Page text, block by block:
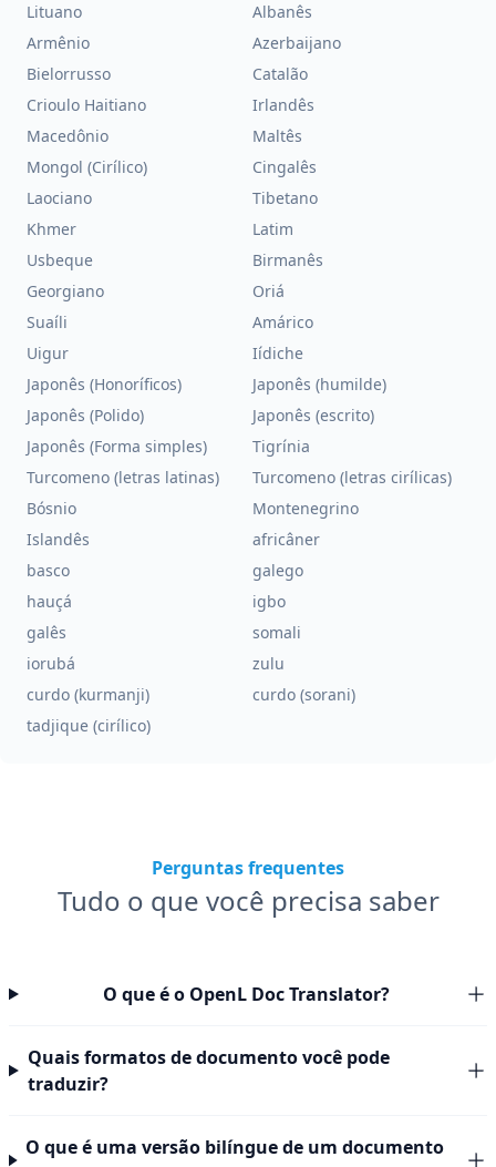
Lituano
Albanês
Armênio
Azerbaijano
Bielorrusso
Catalão
Crioulo Haitiano
Irlandês
Macedônio
Maltês
Mongol (Cirílico)
Cingalês
Laociano
Tibetano
Khmer
Latim
Usbeque
Birmanês
Georgiano
Oriá
Suaíli
Amárico
Uigur
Iídiche
Japonês (Honoríficos)
Japonês (humilde)
Japonês (Polido)
Japonês (escrito)
Japonês (Forma simples)
Tigrínia
Turcomeno (letras latinas)
Turcomeno (letras cirílicas)
Bósnio
Montenegrino
Islandês
africâner
basco
galego
hauçá
igbo
galês
somali
iorubá
zulu
curdo (kurmanji)
curdo (sorani)
tadjique (cirílico)
Perguntas frequentes
Tudo o que você precisa saber
O que é o OpenL Doc Translator?
Quais formatos de documento você pode
traduzir?
O que é uma versão bilíngue de um documento